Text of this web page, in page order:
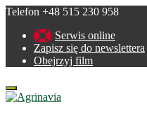
Telefon +48 515 230 958
Serwis online
Zapisz się do newslettera
Obejrzyj film
Menu